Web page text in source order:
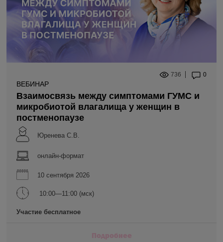
736 0
ВЕБИНАР
Взаимосвязь между симптомами ГУМС и
микробиотой влагалища у женщин в
постменопаузе
Юренева С.В.
онлайн-формат
10 сентября 2026
10:00—11:00 (мск)
Участие бесплатное
Подробнее